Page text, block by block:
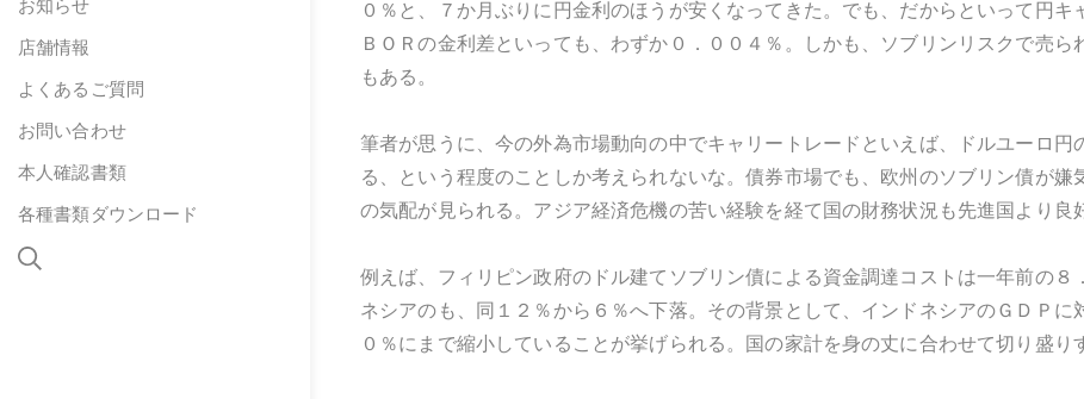
お知らせ
店舗情報
よくあるご質問
お問い合わせ
本人確認書類
各種書類ダウンロード
０％と、７か月ぶりに円金利のほうが安くなってきた。でも、だからといって円キ
ＢＯＲの金利差といっても、わずか０．００４％。しかも、ソブリンリスクで売
もある。
筆者が思うに、今の外為市場動向の中でキャリートレードといえば、ドルユーロ
る、という程度のことしか考えられないな。債券市場でも、欧州のソブリン債が
の気配が見られる。アジア経済危機の苦い経験を経て国の財務状況も先進国より良
例えば、フィリピン政府のドル建てソブリン債による資金調達コストは一年前の
ネシアのも、同１２％から６％へ下落。その背景として、インドネシアのＧＤＰに
０％にまで縮小していることが挙げられる。国の家計を身の丈に合わせて切り盛り